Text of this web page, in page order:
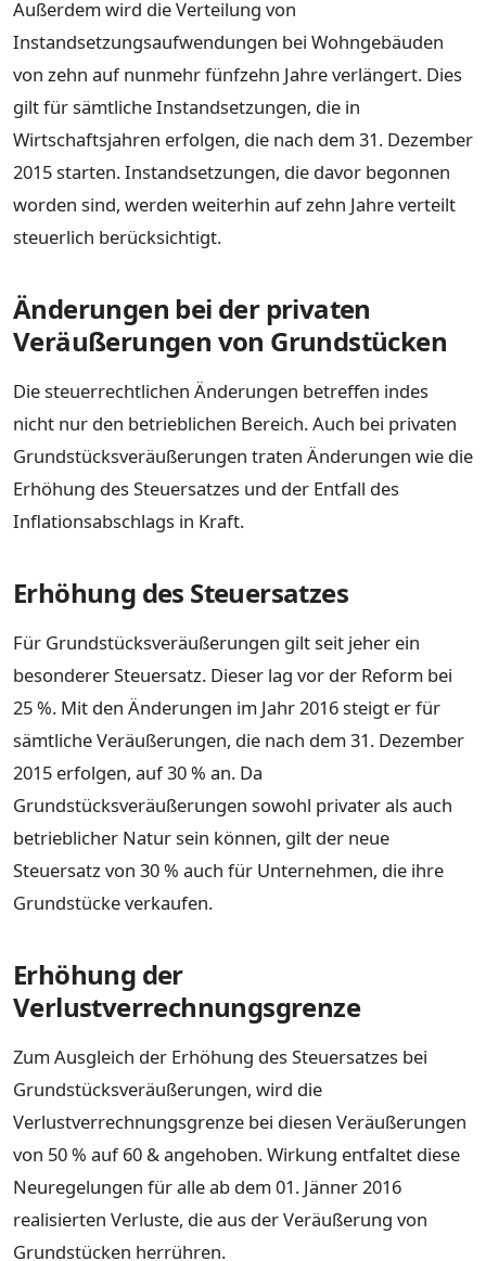
Außerdem wird die Verteilung von
Instandsetzungsaufwendungen bei Wohngebäuden
von zehn auf nunmehr fünfzehn Jahre verlängert. Dies
gilt für sämtliche Instandsetzungen, die in
Wirtschaftsjahren erfolgen, die nach dem 31. Dezember
2015 starten. Instandsetzungen, die davor begonnen
worden sind, werden weiterhin auf zehn Jahre verteilt
steuerlich berücksichtigt.
Änderungen bei der privaten
Veräußerungen von Grundstücken
Die steuerrechtlichen Änderungen betreffen indes
nicht nur den betrieblichen Bereich. Auch bei privaten
Grundstücksveräußerungen traten Änderungen wie die
Erhöhung des Steuersatzes und der Entfall des
Inflationsabschlags in Kraft.
Erhöhung des Steuersatzes
Für Grundstücksveräußerungen gilt seit jeher ein
besonderer Steuersatz. Dieser lag vor der Reform bei
25 %. Mit den Änderungen im Jahr 2016 steigt er für
sämtliche Veräußerungen, die nach dem 31. Dezember
2015 erfolgen, auf 30 % an. Da
Grundstücksveräußerungen sowohl privater als auch
betrieblicher Natur sein können, gilt der neue
Steuersatz von 30 % auch für Unternehmen, die ihre
Grundstücke verkaufen.
Erhöhung der
Verlustverrechnungsgrenze
Zum Ausgleich der Erhöhung des Steuersatzes bei
Grundstücksveräußerungen, wird die
Verlustverrechnungsgrenze bei diesen Veräußerungen
von 50 % auf 60 & angehoben. Wirkung entfaltet diese
Neuregelungen für alle ab dem 01. Jänner 2016
realisierten Verluste, die aus der Veräußerung von
Grundstücken herrühren.